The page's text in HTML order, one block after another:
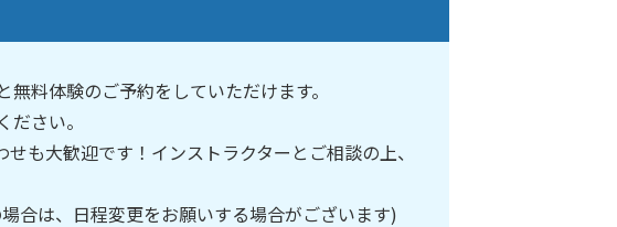
無料体験のご予約をしていただけます。
さい。
も大歓迎です！インストラクターとご相談の上、
合は、日程変更をお願いする場合がございます)